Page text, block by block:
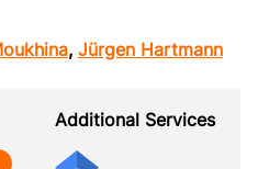
, Jürgen Hartmann
Additional Services